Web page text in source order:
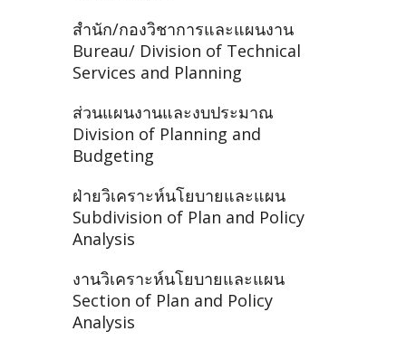
สำนัก/กองวิชาการและแผนงาน
Bureau/ Division of Technical
Services and Planning
ส่วนแผนงานและงบประมาณ
Division of Planning and
Budgeting
ฝ่ายวิเคราะห์นโยบายและแผน
Subdivision of Plan and Policy
Analysis
งานวิเคราะห์นโยบายและแผน
Section of Plan and Policy
Analysis